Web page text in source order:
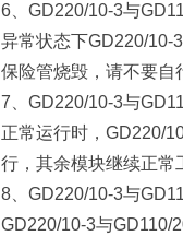
6、GD220/10-3与
异常状态下GD220/10-
保险管烧毁，请不要自
7、GD220/10-3与
正常运行时，GD220/
行，其余模块继续正常
8、GD220/10-3与
GD220/10-3与GD110/